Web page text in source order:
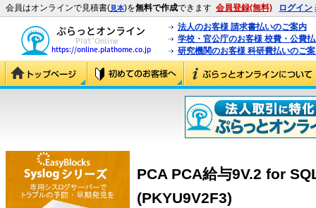
会員はオンラインで見積書(見本)を無料で作成できます 会員登録(無料) ログイン
法人のお客様 請求書払いのご案内
学校・官公庁のお客様 校費・公費
研究機関のお客様 科研費払いのご
PCA PCA給与9V.2 for
(PKYU9V2F3)